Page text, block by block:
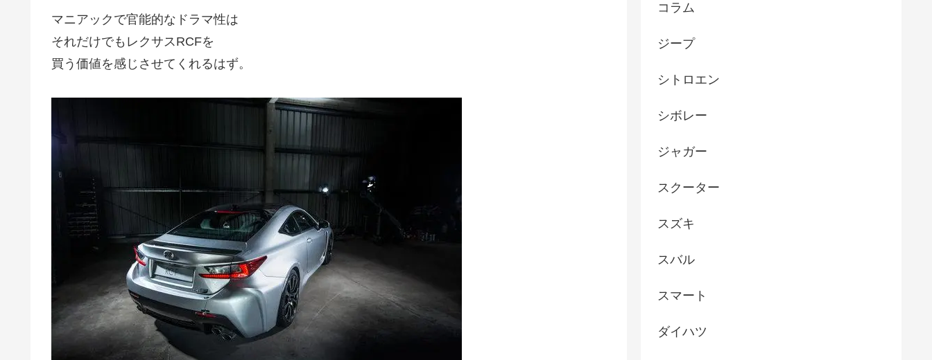
マニアックで官能的なドラマ性は
それだけでもレクサスRCFを
買う価値を感じさせてくれるはず。
コラム
ジープ
シトロエン
シボレー
ジャガー
スクーター
スズキ
スバル
スマート
ダイハツ